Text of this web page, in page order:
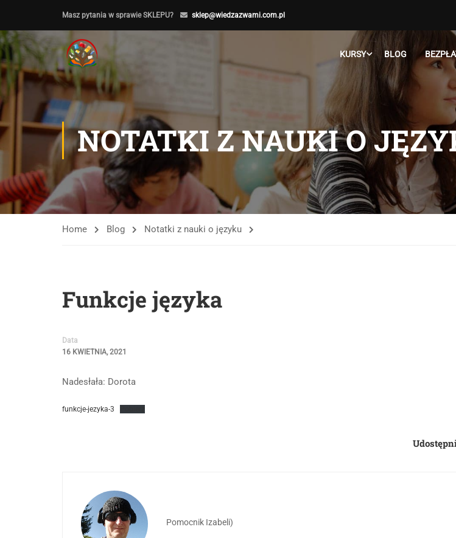
Masz pytania w sprawie SKLEPU? sklep@wiedzazwami.com.pl
KURSY BLOG
NOTATKI Z NAUKI O
Home Blog Notatki z nauki o języku
Funkcje języka
Data
16 KWIETNIA, 2021
Nadesłała: Dorota
funkcje-jezyka-3
Pomocnik Izabeli)